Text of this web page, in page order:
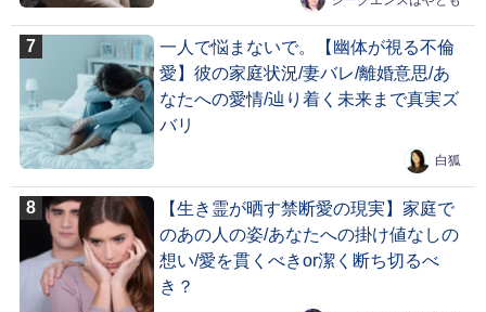
一人で悩まないで。【幽体が視る不倫
愛】彼の家庭状況/妻バレ/離婚意思/あ
なたへの愛情/辿り着く未来まで真実ズ
バリ
白狐
【生き霊が晒す禁断愛の現実】家庭で
のあの人の姿/あなたへの掛け値なしの
想い/愛を貫くべきor潔く断ち切るべ
き？